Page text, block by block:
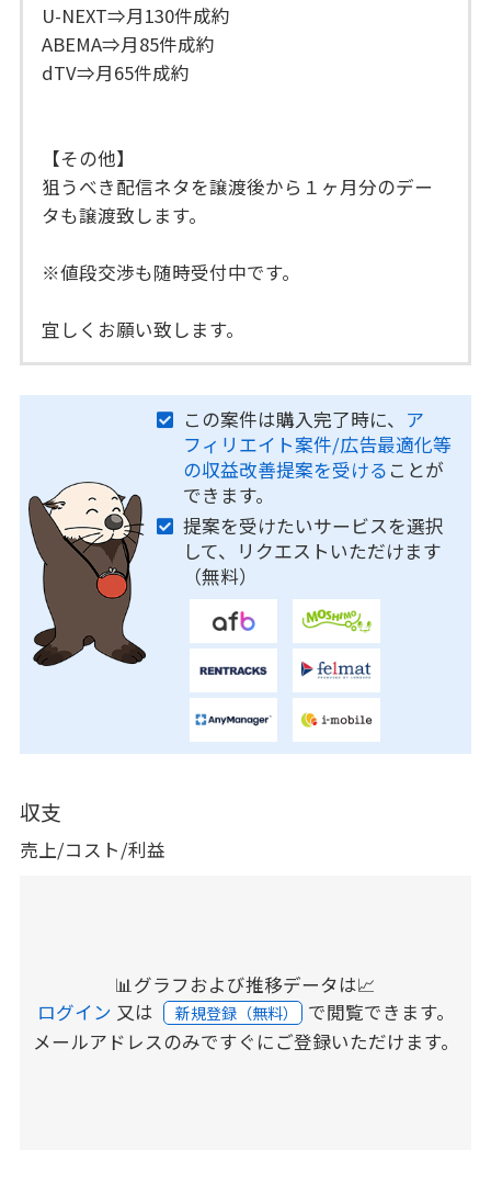
U-NEXT⇒月130件成約
ABEMA⇒月85件成約
dTV⇒月65件成約
【その他】
狙うべき配信ネタを譲渡後から１ヶ月分のデー
タも譲渡致します。
※値段交渉も随時受付中です。
宜しくお願い致します。
この案件は購入完了時に、 ア
フィリエイト案件/広告最適化等
の収益改善提案を受ける ことが
できます。
提案を受けたいサービスを選択
して、リクエストいただけます
（無料）
収支
売上/コスト/利益
📊グラフおよび推移データは📈
ログイン 又は 新規登録（無料） で閲覧できます。
メールアドレスのみですぐにご登録いただけます。